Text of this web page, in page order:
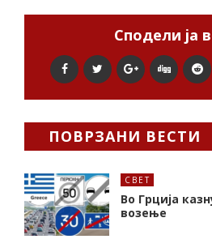
Сподели ја
ПОВРЗАНИ ВЕСТИ
СВЕТ
Во Грција
возење